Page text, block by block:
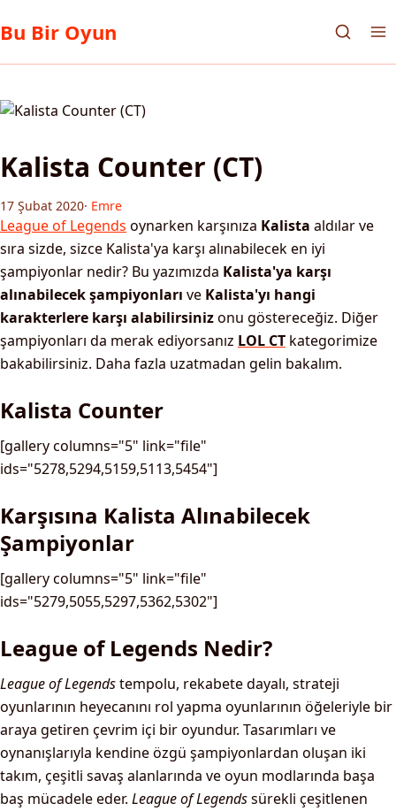
Bu Bir Oyun
Kalista Counter (CT)
17 Şubat 2020· Emre
League of Legends oynarken karşınıza Kalista aldılar ve
sıra sizde, sizce Kalista'ya karşı alınabilecek en iyi
şampiyonlar nedir? Bu yazımızda Kalista'ya karşı
alınabilecek şampiyonları ve Kalista'yı hangi
karakterlere karşı alabilirsinizonu göstereceğiz. Diğer
şampiyonları da merak ediyorsanız LOL CT kategorimize
bakabilirsiniz. Daha fazla uzatmadan gelin bakalım.
Kalista Counter
[gallery columns="5" link="file"
ids="5278,5294,5159,5113,5454"]
Karşısına Kalista Alınabilecek
Şampiyonlar
[gallery columns="5" link="file"
ids="5279,5055,5297,5362,5302"]
League of Legends Nedir?
League of Legendstempolu, rekabete dayalı, strateji
oyunlarının heyecanını rol yapma oyunlarının öğeleriyle bir
araya getiren çevrim içi bir oyundur. Tasarımları ve
oynanışlarıyla kendine özgü şampiyonlardan oluşan iki
takım, çeşitli savaş alanlarında ve oyun modlarında başa
baş mücadele eder. League of Legendssürekli çeşitlenen